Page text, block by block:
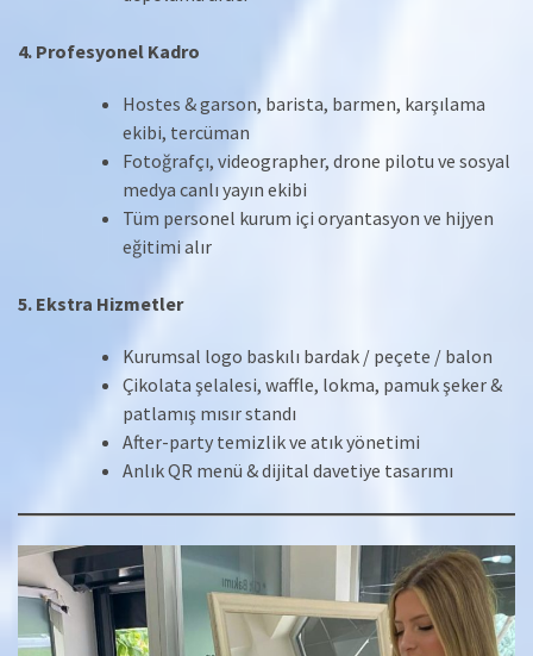
4. Profesyonel Kadro
Hostes & garson, barista, barmen, karşılama
ekibi, tercüman
Fotoğrafçı, videographer, drone pilotu ve sosyal
medya canlı yayın ekibi
Tüm personel kurum içi oryantasyon ve hijyen
eğitimi alır
5. Ekstra Hizmetler
Kurumsal logo baskılı bardak / peçete / balon
Çikolata şelalesi, waffle, lokma, pamuk şeker &
patlamış mısır standı
After-party temizlik ve atık yönetimi
Anlık QR menü & dijital davetiye tasarımı